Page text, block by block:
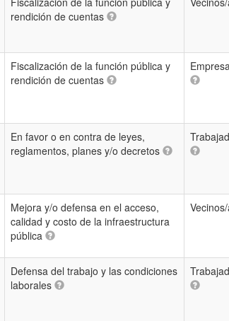
rendición de cuentas
Fiscalización de la función pública y
rendición de cuentas
En favor o en contra de leyes,
reglamentos, planes y/o decretos
Mejora y/o defensa en el acceso,
calidad y costo de la infraestructura
pública
Defensa del trabajo y las condiciones
laborales